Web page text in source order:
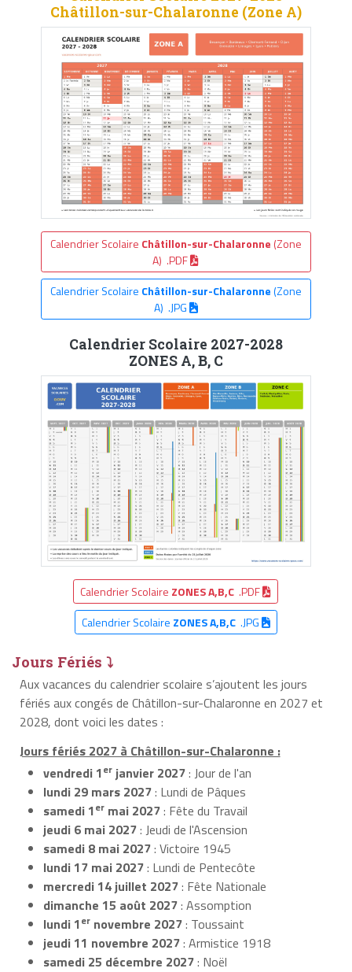
Châtillon-sur-Chalaronne (Zone A)
Calendrier Scolaire Châtillon-sur-Chalaronne (Zone
A) .PDF
Calendrier Scolaire Châtillon-sur-Chalaronne(Zone
A) .JPG
Calendrier Scolaire 2027-2028
ZONES A, B, C
Calendrier Scolaire ZONES A,B,C .PDF
Calendrier Scolaire ZONES A,B,C.JPG
Jours Fériés ⤵
Aux vacances du calendrier scolaire s’ajoutent les jours
fériés aux congés de Châtillon-sur-Chalaronne en 2027 et
2028, dont voici les dates :
Jours fériés 2027 à Châtillon-sur-Chalaronne :
vendredi 1er janvier 2027: Jour de l'an
lundi 29 mars 2027: Lundi de Pâques
samedi 1er mai 2027: Fête du Travail
jeudi 6 mai 2027: Jeudi de l'Ascension
samedi 8 mai 2027: Victoire 1945
lundi 17 mai 2027: Lundi de Pentecôte
mercredi 14 juillet 2027: Fête Nationale
dimanche 15 août 2027: Assomption
lundi 1er novembre 2027: Toussaint
jeudi 11 novembre 2027: Armistice 1918
samedi 25 décembre 2027: Noël